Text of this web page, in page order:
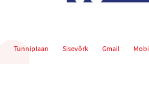
Tunniplaan Sisevõrk Gmail Mobi